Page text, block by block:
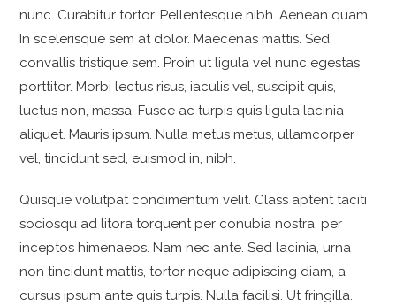
nunc. Curabitur tortor. Pellentesque nibh. Aenean quam.
In scelerisque sem at dolor. Maecenas mattis. Sed
convallis tristique sem. Proin ut ligula vel nunc egestas
porttitor. Morbi lectus risus, iaculis vel, suscipit quis,
luctus non, massa. Fusce ac turpis quis ligula lacinia
aliquet. Mauris ipsum. Nulla metus metus, ullamcorper
vel, tincidunt sed, euismod in, nibh.
Quisque volutpat condimentum velit. Class aptent taciti
sociosqu ad litora torquent per conubia nostra, per
inceptos himenaeos. Nam nec ante. Sed lacinia, urna
non tincidunt mattis, tortor neque adipiscing diam, a
cursus ipsum ante quis turpis. Nulla facilisi. Ut fringilla.